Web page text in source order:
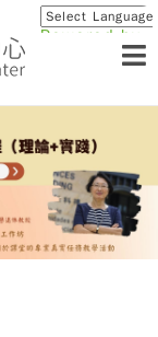
Powered by